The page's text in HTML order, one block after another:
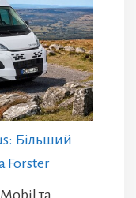
Більший
Forster